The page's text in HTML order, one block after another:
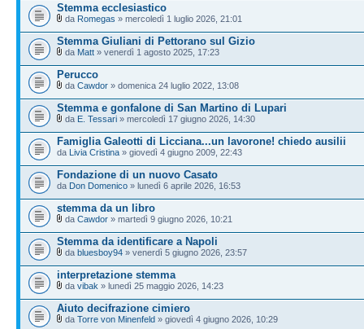
Stemma ecclesiastico
da Romegas » mercoledì 1 luglio 2026, 21:01
Stemma Giuliani di Pettorano sul Gizio
da Matt » venerdì 1 agosto 2025, 17:23
Perucco
da Cawdor » domenica 24 luglio 2022, 13:08
Stemma e gonfalone di San Martino di Lupari
da E. Tessari » mercoledì 17 giugno 2026, 14:30
Famiglia Galeotti di Licciana...un lavorone! chiedo ausilii
da Livia Cristina » giovedì 4 giugno 2009, 22:43
Fondazione di un nuovo Casato
da Don Domenico » lunedì 6 aprile 2026, 16:53
stemma da un libro
da Cawdor » martedì 9 giugno 2026, 10:21
Stemma da identificare a Napoli
da bluesboy94 » venerdì 5 giugno 2026, 23:57
interpretazione stemma
da vibak » lunedì 25 maggio 2026, 14:23
Aiuto decifrazione cimiero
da Torre von Minenfeld » giovedì 4 giugno 2026, 10:29